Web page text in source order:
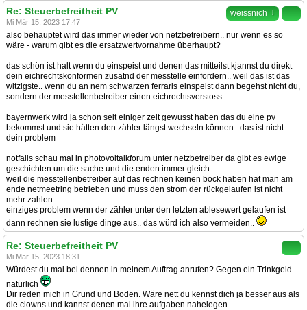
weissnich ↓
Re: Steuerbefreitheit PV
Mi Mär 15, 2023 17:47
also behauptet wird das immer wieder von netzbetreibern.. nur wenn es so
wäre - warum gibt es die ersatzwertvornahme überhaupt?
das schön ist halt wenn du einspeist und denen das mitteilst kjannst du direkt
dein eichrechtskonformen zusatnd der messtelle einfordern.. weil das ist das
witzigste.. wenn du an nem schwarzen ferraris einspeist dann begehst nicht du,
sondern der messtellenbetreiber einen eichrechtsverstoss...
bayernwerk wird ja schon seit einiger zeit gewusst haben das du eine pv
bekommst und sie hätten den zähler längst wechseln können.. das ist nicht
dein problem
notfalls schau mal in photovoltaikforum unter netzbetreiber da gibt es ewige
geschichten um die sache und die enden immer gleich..
weil die messtellenbetreiber auf das rechnen keinen bock haben hat man am
ende netmeetring betrieben und muss den strom der rückgelaufen ist nicht
mehr zahlen..
einziges problem wenn der zähler unter den letzten ablesewert gelaufen ist
dann rechnen sie lustige dinge aus.. das würd ich also vermeiden..
Re: Steuerbefreitheit PV
Mi Mär 15, 2023 18:31
Würdest du mal bei dennen in meinem Auftrag anrufen? Gegen ein Trinkgeld
natürlich
Dir reden mich in Grund und Boden. Wäre nett du kennst dich ja besser aus als
die clowns und kannst denen mal ihre aufgaben nahelegen.